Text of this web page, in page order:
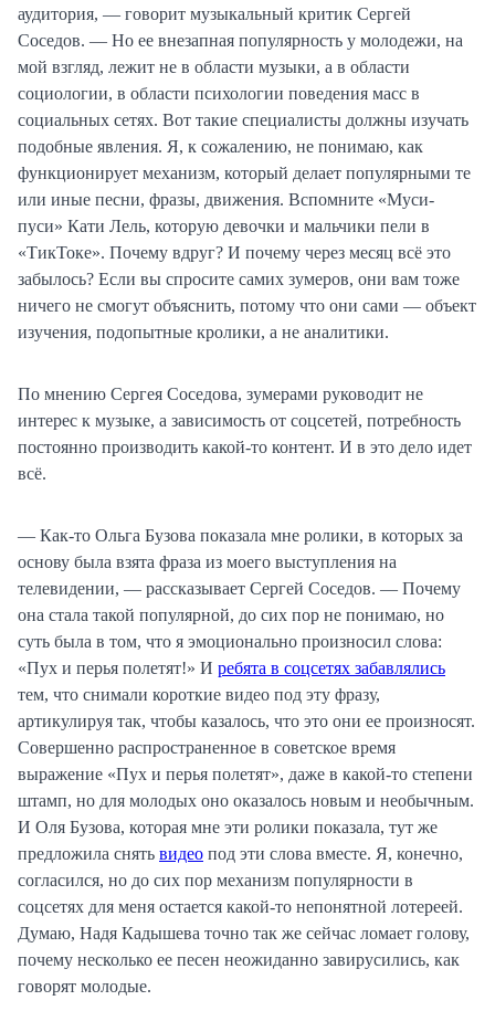
аудитория, — говорит музыкальный критик Сергей
Соседов. — Но ее внезапная популярность у молодежи, на
мой взгляд, лежит не в области музыки, а в области
социологии, в области психологии поведения масс в
социальных сетях. Вот такие специалисты должны изучать
подобные явления. Я, к сожалению, не понимаю, как
функционирует механизм, который делает популярными те
или иные песни, фразы, движения. Вспомните «Муси-
пуси» Кати Лель, которую девочки и мальчики пели в
«ТикТоке». Почему вдруг? И почему через месяц всё это
забылось? Если вы спросите самих зумеров, они вам тоже
ничего не смогут объяснить, потому что они сами — объект
изучения, подопытные кролики, а не аналитики.
По мнению Сергея Соседова, зумерами руководит не
интерес к музыке, а зависимость от соцсетей, потребность
постоянно производить какой-то контент. И в это дело идет
всё.
— Как-то Ольга Бузова показала мне ролики, в которых за
основу была взята фраза из моего выступления на
телевидении, — рассказывает Сергей Соседов. — Почему
она стала такой популярной, до сих пор не понимаю, но
суть была в том, что я эмоционально произносил слова:
«Пух и перья полетят!» И ребята в соцсетях забавлялись
тем, что снимали короткие видео под эту фразу,
артикулируя так, чтобы казалось, что это они ее произносят.
Совершенно распространенное в советское время
выражение «Пух и перья полетят», даже в какой-то степени
штамп, но для молодых оно оказалось новым и необычным.
И Оля Бузова, которая мне эти ролики показала, тут же
предложила снять видео под эти слова вместе. Я, конечно,
согласился, но до сих пор механизм популярности в
соцсетях для меня остается какой-то непонятной лотереей.
Думаю, Надя Кадышева точно так же сейчас ломает голову,
почему несколько ее песен неожиданно завирусились, как
говорят молодые.